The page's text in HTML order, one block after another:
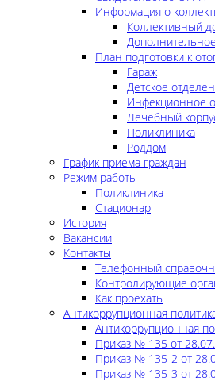
Информация о
Коллективный
План подготовки к
Гараж
Детское
Инфекционное
Лечебный
Поликлиника
Роддом
График приема граждан
Режим работы
Поликлиника
Стационар
История
Вакансии
Контакты
Телефонный
Контролирующие
Как проехать
Антикоррупционная
Антикоррупционная
Приказ № 135 от
Приказ № 135-2 от
Приказ № 135-3 от